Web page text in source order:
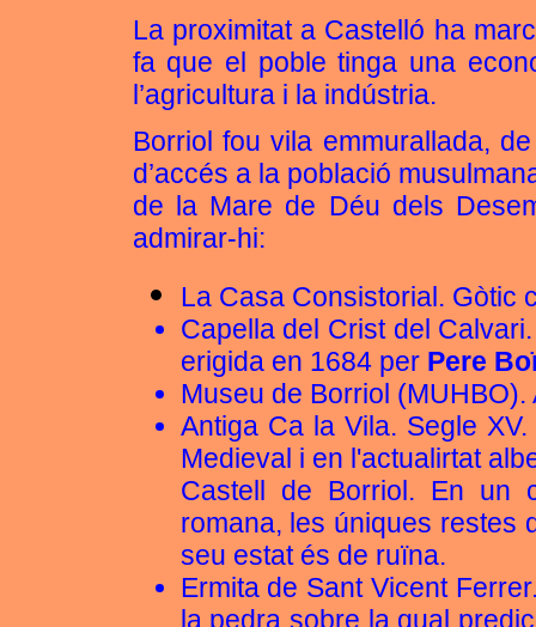
La proximitat a Castelló ha
fa que el poble tinga una
l’agricultura i la indústria.
Borriol fou vila emmurallada,
d’accés a la població
de la Mare de Déu dels
admirar-hi:
La Casa Consistorial. Gòtic
Capella del Crist del
erigida en 1684 per Pere
Museu de Borriol
Antiga Ca la Vila. Segle
Medieval i en l'actualirtat
Castell de Borriol. En un
romana, les úniques restes
seu estat és de ruïna.
Ermita de Sant Vicent
la pedra sobre la qual